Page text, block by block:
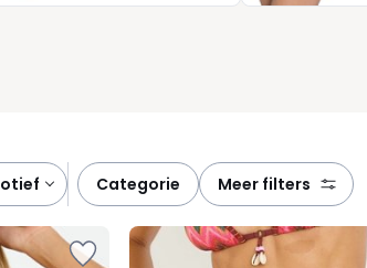
motief categorie meer filters